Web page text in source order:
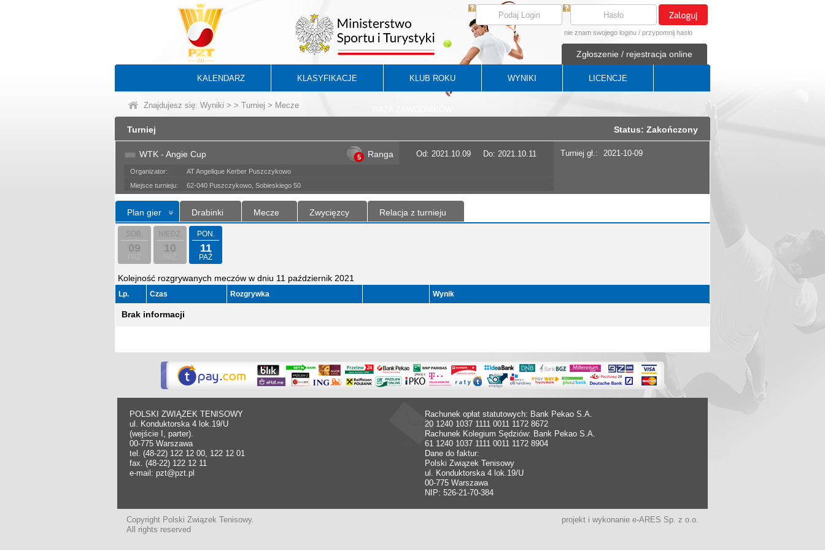
nie znam swojego loginu / przypomnij hasło
Zgłoszenie / rejestracja online
KALENDARZ KLASYFIKACJE KLUB ROKU WYNIKI LICENCJE
Znajdujesz się: Wyniki > > Turniej > Mecze
Turniej Status: Zakończony
WTK - Angie Cup 5 Ranga Od: 2021.10.09 Do: 2021.10.11
Organizator:
AT Angelique Kerber Puszczykowo
Miejsce turnieju:
62-040 Puszczykowo, Sobieskiego 50
Turniej gł.: 2021-10-09
Plan gier Drabinki Mecze Zwycięzcy Relacja z turnieju
SOB.
09
NIEDZ.
10
PON.
11
PAŹ
Kolejność rozgrywanych meczów w dniu 11 październik 2021
Lp. Czas Rozgrywka Wynik
Brak informacji
POLSKI ZWIĄZEK TENISOWY
ul. Konduktorska 4 lok.19/U
(wejście I, parter).
00-775 Warszawa
tel. (48-22) 122 12 00, 122 12 01
fax. (48-22) 122 12 11
e-mail: pzt@pzt.pl
Rachunek opłat statutowych: Bank Pekao S.A.
20 1240 1037 1111 0011 1172 8672
Rachunek Kolegium Sędziów: Bank Pekao S.A.
61 1240 1037 1111 0011 1172 8904
Dane do faktur:
Polski Związek Tenisowy
ul. Konduktorska 4 lok.19/U
00-775 Warszawa
NIP: 526-21-70-384
Copyright Polski Związek Tenisowy.
All rights reserved
projekt i wykonanie e-ARES Sp. z o.o.